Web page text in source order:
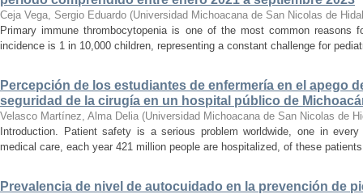
Ceja Vega, Sergio Eduardo (Universidad Michoacana de San Nicolas de
Primary immune thrombocytopenia is one of the most common reasons
incidence is 1 in 10,000 children, representing a constant challenge for
Percepción de los estudiantes de enfermería en el apego
seguridad de la cirugía en un hospital público de
Velasco Martínez, Alma Delia (Universidad Michoacana de San Nicolas de
Introduction. Patient safety is a serious problem worldwide, one in
medical care, each year 421 million people are hospitalized, of these
Prevalencia de nivel de autocuidado en la prevención de